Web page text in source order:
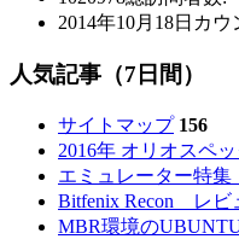
2014年10月18日 カウ
人気記事（7日間）
サイトマップ 156
2016年 オリオスペ
エミュレーター特
Bitfenix Recon レビ
MBR環境の